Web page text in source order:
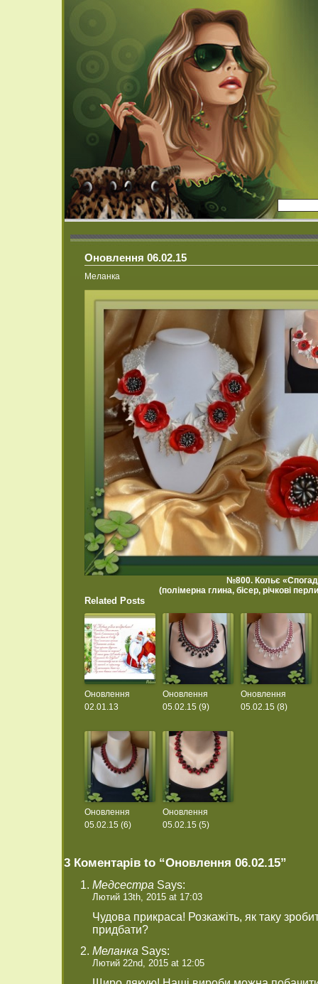
Оновлення 06.02.15
Меланка
№800. Кольє
(полімерна глина, бісер, річкові
Related Posts
Оновлення
02.01.13
Оновлення
05.02.15 (9)
Оновлення
05.02.15 (8)
Оновлення
05.02.15 (6)
Оновлення
05.02.15 (5)
3 Коментарів to “Оновлення 06.02.15”
Медсестра Says:
Лютий 13th, 2015 at 17:03
Чудова прикраса! Розкажіть, як таку
придбати?
Меланка Says:
Лютий 22nd, 2015 at 12:05